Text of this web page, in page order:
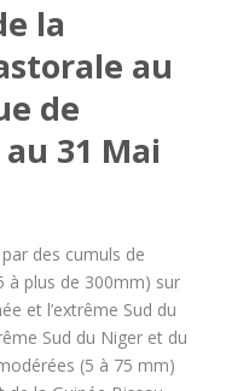
la
au
de
31 Mai
des cumuls de
à plus de 300mm) sur
et l’extrême Sud du
Sud du Niger et du
(5 à 75 mm)